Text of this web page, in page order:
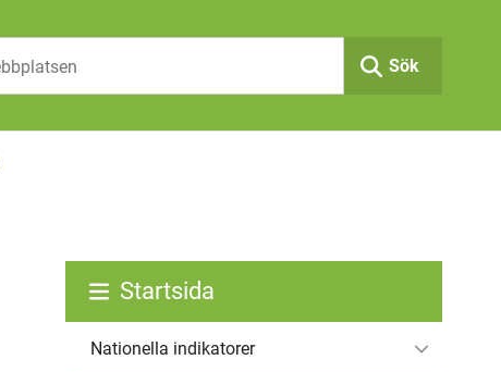
Sök
Startsida
Nationella indikatorer